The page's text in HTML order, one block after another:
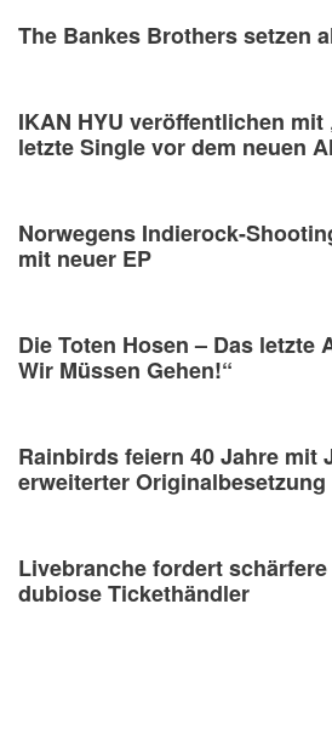
The Bankes Brothers setzen
IKAN HYU veröffentlichen
letzte Single vor dem neuen
Norwegens Indierock-
mit neuer EP
Die Toten Hosen – Das letzte
Wir Müssen Gehen!“
Rainbirds feiern 40 Jahre mit
erweiterter Originalbesetzung
Livebranche fordert
dubiose Tickethändler